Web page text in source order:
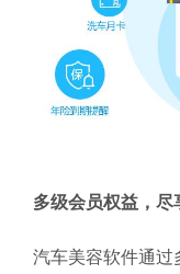
多级会员权益，尽
汽车美容软件通过